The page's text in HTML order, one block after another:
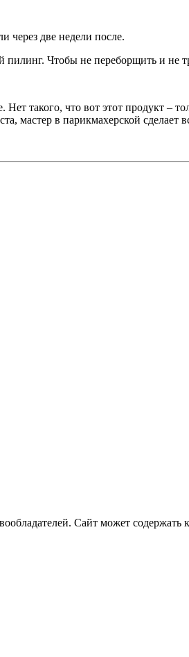
через две недели после.
Чтобы не переборщить и не
такого, что вот этот продукт –
мастер в парикмахерской сделает
Сайт может